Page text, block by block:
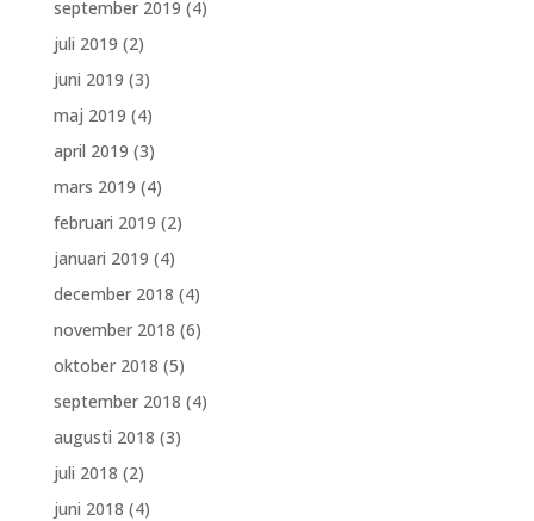
september 2019 (4)
juli 2019 (2)
juni 2019 (3)
maj 2019 (4)
april 2019 (3)
mars 2019 (4)
februari 2019 (2)
januari 2019 (4)
december 2018 (4)
november 2018 (6)
oktober 2018 (5)
september 2018 (4)
augusti 2018 (3)
juli 2018 (2)
juni 2018 (4)